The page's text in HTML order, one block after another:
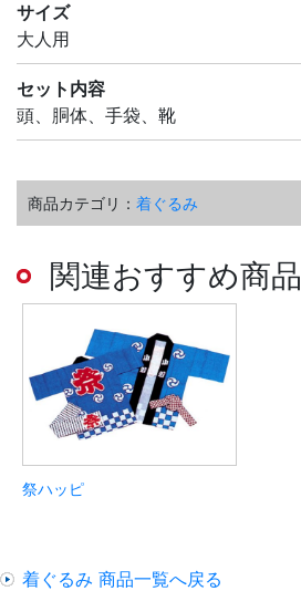
サイズ
大人用
セット内容
頭、胴体、手袋、靴
商品カテゴリ： 着ぐるみ
関連おすすめ商品
祭ハッピ
着ぐるみ 商品一覧へ戻る